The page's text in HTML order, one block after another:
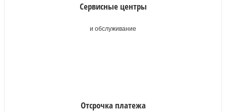
Сервисные центры
и обслуживание
Отсрочка платежа